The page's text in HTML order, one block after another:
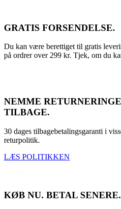
GRATIS FORSENDELSE.
Du kan være berettiget til gratis
på ordrer over 299 kr. Tjek, om du
NEMME
TILBAGE.
30 dages tilbagebetalingsgaranti i
returpolitik.
LÆS POLITIKKEN
KØB NU. BETAL SENERE.